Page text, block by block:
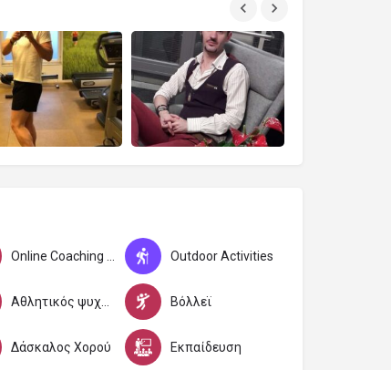
Outdoor Activities
Βόλλεϊ
Δάσκαλος Χορού Εκπαίδευση